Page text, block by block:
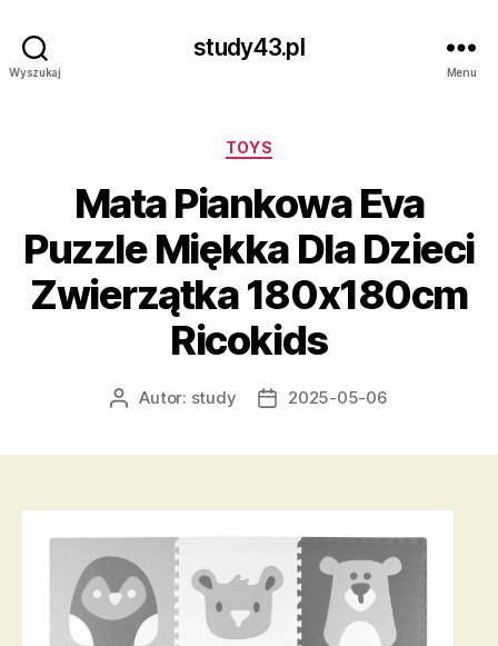
Wyszukaj
study43.pl
Menu
Kategorie
TOYS
Mata Piankowa Eva
Puzzle Miękka Dla Dzieci
Zwierzątka 180x180cm
Ricokids
AutorAutor: study
Data2025-05-06